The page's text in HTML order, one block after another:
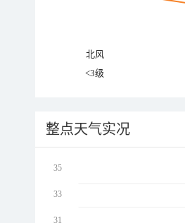
北风
<3级
整点天气实况
35
33
31